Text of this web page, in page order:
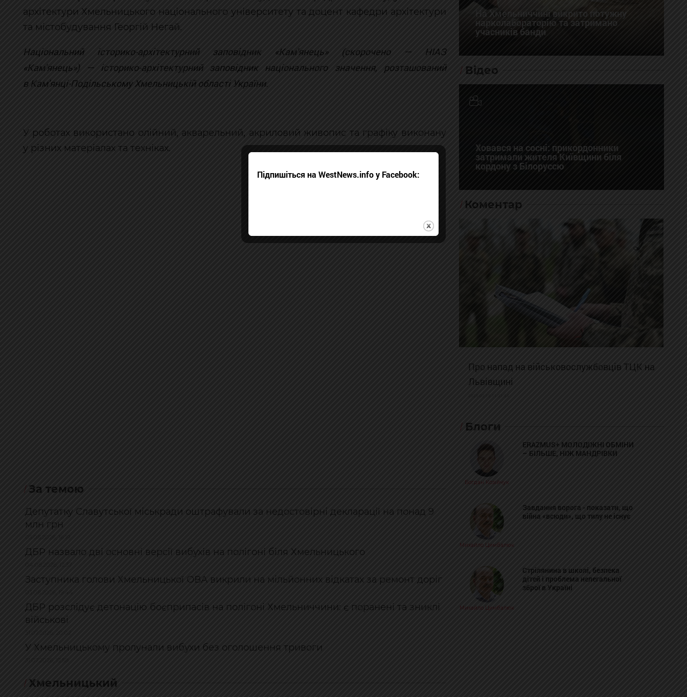
архітектури Хмельницького національного університету та доцент кафедри архітектури
та містобудування Георгій Негай.
Національний історико-архітектурний заповідник «Кам'янець» (скорочено — НІАЗ
«Кам'янець») — історико-архітектурний заповідник національного значення, розташований
в Кам'янці-Подільському Хмельницькій області України.
У роботах використано олійний, акварельний, акриловий живопис та графіку виконану
у різних матеріалах та техніках.
За темою
Депутатку Славутської міськради оштрафували за недостовірні декларації на понад 9
млн грн
ДБР назвало дві основні версії вибухів на полігоні біля Хмельницького
Заступника голови Хмельницької ОВА викрили на мільйонних відкатах за ремонт доріг
ДБР розслідує детонацію боєприпасів на полігоні Хмельниччини: є поранені та зниклі
військові
У Хмельницькому пролунали вибухи без оголошення тривоги
Хмельницький
На Хмельниччині викрито потужну
нарколабораторію та затримано
учасників банди
Відео
Ховався на сосні: прикордонники
затримали жителя Київщини біля
кордону з Білоруссю
Коментар
Про напад на військовослужбовців ТЦК на
Львівщині
Блоги
Богдан Козійчук
ERAZMUS+ МОЛОДІЖНІ ОБМІНИ
– БІЛЬШЕ, НІЖ МАНДРІВКИ
Михайло Цимбалюк
Завдання ворога - показати, що
війна «всюди», що тилу не існує
Михайло Цимбалюк
Стрілянина в школі, безпека
дітей і проблема нелегальної
зброї в Україні
Підпишіться на WestNews.info у Facebook: